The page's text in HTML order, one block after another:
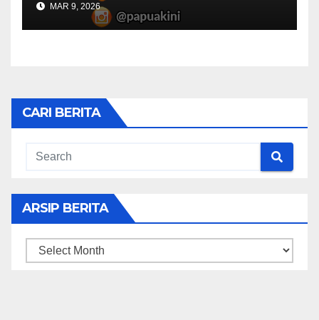
MAR 9, 2026
CARI BERITA
ARSIP BERITA
ARSIP